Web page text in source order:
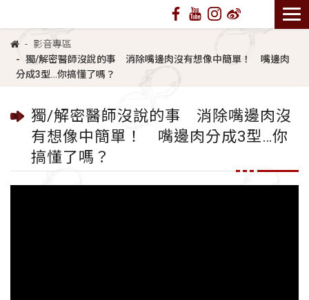
影音專區
獨/解密醫師沒說的事 消除嘴邊肉沒有想像中簡單！ 嘴邊肉
分成3型…你搞懂了嗎？
獨/解密醫師沒說的事 消除嘴邊肉沒
有想像中簡單！ 嘴邊肉分成3型…你
搞懂了嗎？